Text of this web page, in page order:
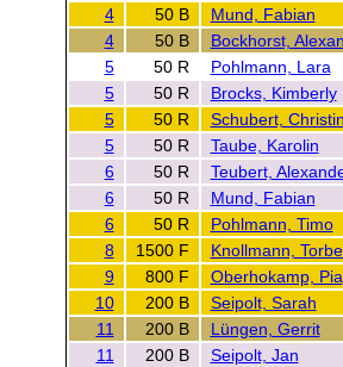
4
50 B
Mund, Fabian
4
50 B
Bockhorst,
5
50 R
Pohlmann, Lara
5
50 R
Brocks, Kimberly
5
50 R
Schubert,
5
50 R
Taube, Karolin
6
50 R
Teubert,
6
50 R
Mund, Fabian
6
50 R
Pohlmann, Timo
8
1500 F
Knollmann,
9
800 F
Oberhokamp, Pia
10
200 B
Seipolt, Sarah
11
200 B
Lüngen, Gerrit
11
200 B
Seipolt, Jan